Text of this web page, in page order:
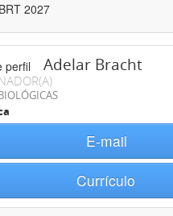
2027
Adelar Bracht
E-mail
Currículo